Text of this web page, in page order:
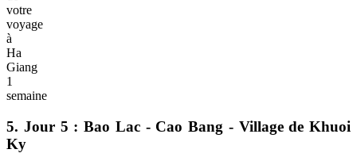
votre
voyage
à
Ha
Giang
1
semaine
5. Jour 5 : Bao Lac - Cao Bang - Village de Khuoi
Ky